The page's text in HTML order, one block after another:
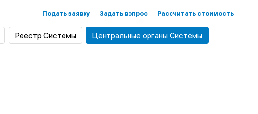
Подать заявку Задать вопрос Рассчитать стоимость
Реестр Системы Центральные органы Системы